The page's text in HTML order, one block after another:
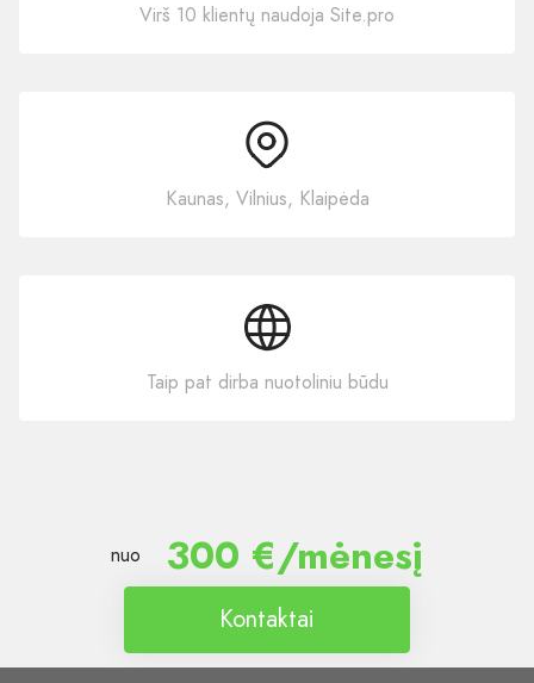
Virš 10 klientų naudoja Site.pro
Kaunas, Vilnius, Klaipėda
Taip pat dirba nuotoliniu būdu
nuo 300 €/mėnesį
Kontaktai